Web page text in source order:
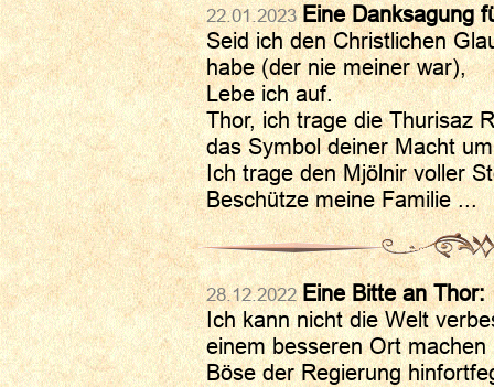
22.01.2023Eine Danksagung
Seid ich den Christlichen
habe (der nie meiner war),
Lebe ich auf.
Thor, ich trage die Thurisaz
das Symbol deiner Macht
Ich trage den Mjölnir voller
Beschütze meine Familie ...
28.12.2022Eine Bitte an Thor:
Ich kann nicht die Welt
einem besseren Ort
Böse der Regierung